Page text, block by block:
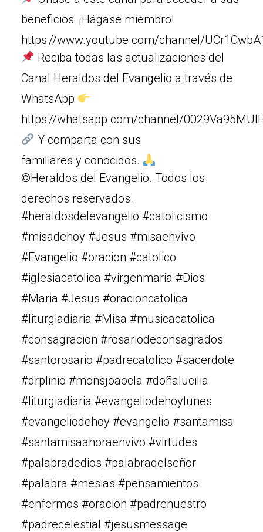
beneficios: ¡Hágase miembro!
https://www.youtube.com/channel/
Reciba todas las actualizaciones del
Canal Heraldos del Evangelio a través de
WhatsApp
https://whatsapp.com/channel/
Y comparta con sus
familiares y conocidos.
©Heraldos del Evangelio. Todos los
derechos reservados.
#heraldosdelevangelio #catolicismo
#misadehoy #Jesus #misaenvivo
#Evangelio #oracion #catolico
#iglesiacatolica #virgenmaria #Dios
#Maria #Jesus #oracioncatolica
#liturgiadiaria #Misa #musicacatolica
#consagracion #rosariodeconsagrados
#santorosario #padrecatolico #sacerdote
#drplinio #monsjoaocla #doñalucilia
#liturgiadiaria #evangeliodehoylunes
#evangeliodehoy #evangelio #santamisa
#santamisaahoraenvivo #virtudes
#palabradedios #palabradelseñor
#palabra #mesias #pensamientos
#enfermos #oracion #padrenuestro
#padrecelestial #jesusmessage